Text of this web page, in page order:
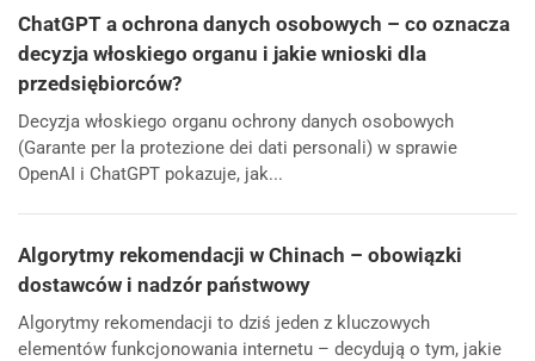
ChatGPT a ochrona danych osobowych – co oznacza
decyzja włoskiego organu i jakie wnioski dla
przedsiębiorców?
Decyzja włoskiego organu ochrony danych osobowych
(Garante per la protezione dei dati personali) w sprawie
OpenAI i ChatGPT pokazuje, jak...
Algorytmy rekomendacji w Chinach – obowiązki
dostawców i nadzór państwowy
Algorytmy rekomendacji to dziś jeden z kluczowych
elementów funkcjonowania internetu – decydują o tym, jakie